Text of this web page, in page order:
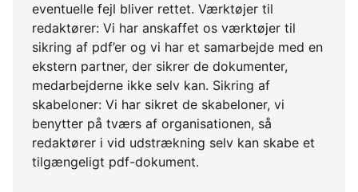
eventuelle fejl bliver rettet. Værktøjer til
redaktører: Vi har anskaffet os værktøjer til
sikring af pdf’er og vi har et samarbejde med en
ekstern partner, der sikrer de dokumenter,
medarbejderne ikke selv kan. Sikring af
skabeloner: Vi har sikret de skabeloner, vi
benytter på tværs af organisationen, så
redaktører i vid udstrækning selv kan skabe et
tilgængeligt pdf-dokument.